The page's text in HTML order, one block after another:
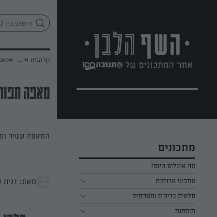
מתכונים
מה אוכלים היום?
מתכוני ארוחות
ארוחת בוקר
ארוחת צהריים
סלטים כריכים וממרחים
כל הסלטים כריכים וממרחים
תוספות
דף הבית »
...
»
מאפה
המאפה עשיר
מאת: דנית